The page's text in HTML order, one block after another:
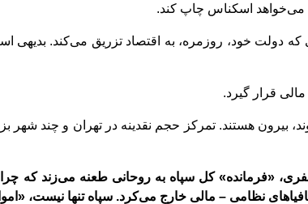
خواهد اسکناس چاپ کند.
که دولت خود، روزمره، به اقتصاد تزریق میکند. بدیهی
قرار گیرد.
بیرون هستند. تمرکز حجم نقدینه در تهران و چند
«فرمانده» کل سپاه به روحانی طعنه میزند که
نظامی – مالی خارج میکرد. سپاه تنها نیست،